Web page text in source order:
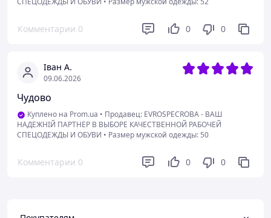
Комментарии 0 0 0
Іван А.
09.06.2026
Чудово
Куплено на Prom.ua • Продавец: EVROSPECROBA - ВАШ
НАДЕЖНІЙ ПАРТНЕР В ВЫБОРЕ КАЧЕСТВЕННОЙ РАБОЧЕЙ
СПЕЦОДЕЖДЫ И ОБУВИ • Размер мужской одежды: 50
Комментарии 0 0 0